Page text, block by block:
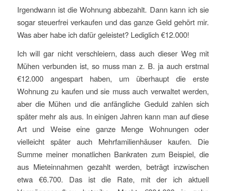
Irgendwann ist die Wohnung abbezahlt. Dann kann ich sie
sogar steuerfrei verkaufen und das ganze Geld gehört mir.
Was aber habe ich dafür geleistet? Lediglich €12.000!
Ich will gar nicht verschleiern, dass auch dieser Weg mit
Mühen verbunden ist, so muss man z. B. ja auch erstmal
€12.000 angespart haben, um überhaupt die erste
Wohnung zu kaufen und sie muss auch verwaltet werden,
aber die Mühen und die anfängliche Geduld zahlen sich
später mehr als aus. In einigen Jahren kann man auf diese
Art und Weise eine ganze Menge Wohnungen oder
vielleicht später auch Mehrfamilienhäuser kaufen. Die
Summe meiner monatlichen Bankraten zum Beispiel, die
aus Mieteinnahmen gezahlt werden, beträgt inzwischen
etwa €6.700. Das ist die Rate, mit der ich aktuell